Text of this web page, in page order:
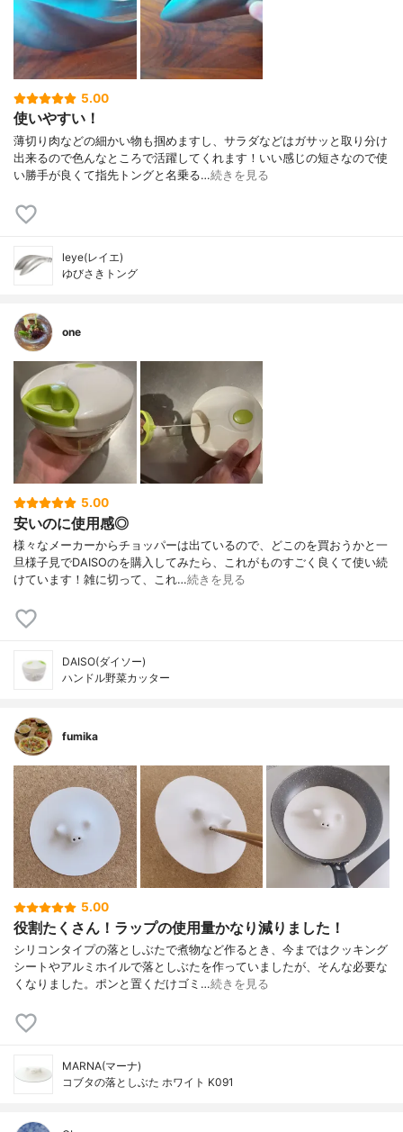
5.00
使いやすい！
薄切り肉などの細かい物も掴めますし、サラダなどはガサッと取り分け
出来るので色んなところで活躍してくれます！いい感じの短さなので使
い勝手が良くて指先トングと名乗る…続きを見る
leye(レイエ)
ゆびさきトング
one
5.00
安いのに使用感◎
様々なメーカーからチョッパーは出ているので、どこのを買おうかと一
旦様子見でDAISOのを購入してみたら、これがものすごく良くて使い続
けています！雑に切って、これ…続きを見る
DAISO(ダイソー)
ハンドル野菜カッター
fumika
5.00
役割たくさん！ラップの使用量かなり減りました！
シリコンタイプの落としぶたで煮物など作るとき、今まではクッキング
シートやアルミホイルで落としぶたを作っていましたが、そんな必要な
くなりました。ポンと置くだけゴミ…続きを見る
MARNA(マーナ)
コブタの落としぶた ホワイト K091